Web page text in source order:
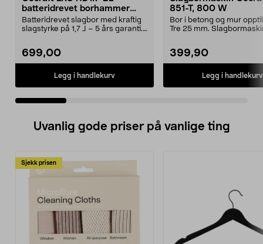
batteridrevet borhammer
SDS, 18 V
Batteridrevet slagbor med kraftig
slagstyrke på 1,7 J – 5 års garanti.
699,00
Legg i handlekurv
851-T, 800 W
Bor i betong og mur
Tre 25 mm.
399,90
Legg i handlekurv
Uvanlig gode priser på vanlige ting
Sjekk prisen